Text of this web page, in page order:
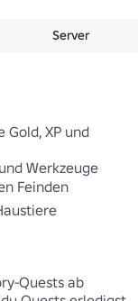
Server
XP und
Werkzeuge
Feinden
Quests ab